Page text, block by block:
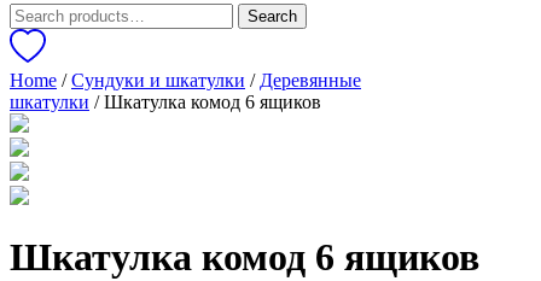
Search
for:
Search
Home /Сундуки и шкатулки / Деревянные
шкатулки / Шкатулка комод 6 ящиков
Шкатулка комод 6 ящиков